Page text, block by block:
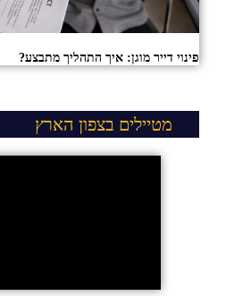
פינוי דייר מוגן: איך התהליך מתבצע?
מטיילים בצפון הארץ